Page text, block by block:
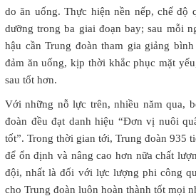
do ăn uống. Thực hiện nền nếp, chế độ
dưỡng trong ba giai đoạn bay; sau mỗi
hậu cần Trung đoàn tham gia giảng
đảm ăn uống, kịp thời khắc phục mặt
sau tốt hơn.
Với những nỗ lực trên, nhiều năm qua,
đoàn đều đạt danh hiệu “Đơn vị nuôi
tốt”. Trong thời gian tới, Trung đoàn 935
để ổn định và nâng cao hơn nữa chất
đội, nhất là đối với lực lượng phi công
cho Trung đoàn luôn hoàn thành tốt mọi